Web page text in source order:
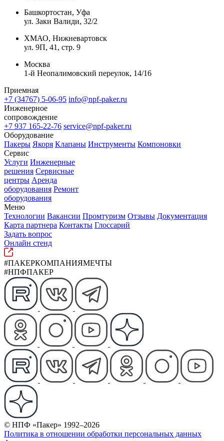
Башкортостан, Уфа
ул. Заки Валиди, 32/2
ХМАО, Нижневартовск
ул. 9П, 41, стр. 9
Москва
1-й Неопалимовский переулок, 14/16
Приемная
+7 (34767) 5-06-95 info@npf-paker.ru
Инженерное
сопровождение
+7 937 165-22-76 service@npf-paker.ru
Оборудование
Пакеры Якоря Клапаны Инструменты Компоновки
Сервис
Услуги Инженерные
решения Сервисные
центры Аренда
оборудования Ремонт
оборудования
Меню
Технологии Вакансии Промтуризм Отзывы Документация
Карта партнера Контакты Глоссарий
Задать вопрос
Онлайн стенд
#ПАКЕРКОМПАНИЯМЕЧТЫ
#НПФПАКЕР
© НПФ «Пакер» 1992–2026
Политика в отношении обработки персональных данных